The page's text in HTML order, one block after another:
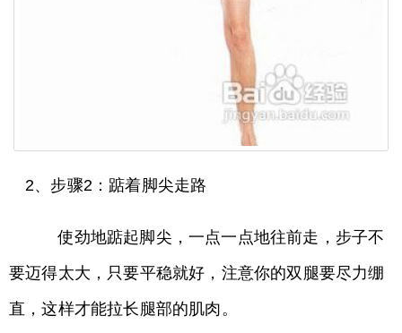
2、步骤2：踮着脚尖走路
使劲地踮起脚尖，一点一点地往前走，步子不
要迈得太大，只要平稳就好，注意你的双腿要尽力绷
直，这样才能拉长腿部的肌肉。